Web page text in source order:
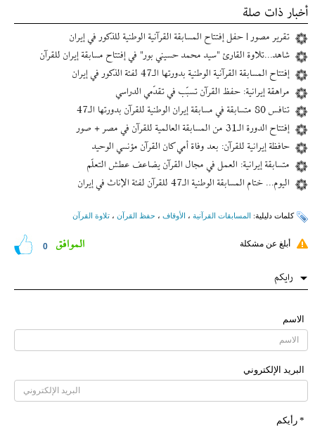
أخبار ذات صلة
تقرير مصور | حفل إفتتاح المسابقة القرآنية الوطنية للذكور في إیران
شاهد...تلاوة القارئ "سيد محمد حسيني بور" في إفتتاح مسابقة إیران للقرآن
إفتتاح المسابقة القرآنية الوطنية بدورتها الـ47 لفئة الذكور في إیران
مراهقة إیرانیة: حفظ القرآن تسبّب في تقدّمي الدراسي
تنافس 80 متسابقة في مسابقة إيران الوطنية للقرآن بدورتها الـ47
إفتتاح الدورة الـ31 من المسابقة العالمية للقرآن في مصر + صور
حافظة إیرانیة للقرآن: بعد وفاة أمي كان القرآن مؤنسي الوحيد
متسابقة إيرانية: العمل في مجال القرآن يضاعف عطش التعلّم
اليوم... ختام المسابقة الوطنية الـ47 للقرآن لفئة الإناث في إیران
کلمات دلیلیة: المسابقات القرآنیة ، الأوقاف ، حفظ القرآن ، تلاوة القرآن
أبلغ عن مشكلة 0 الموافق
رایکم
الاسم
البرید الإلکتروني
* رأیکم